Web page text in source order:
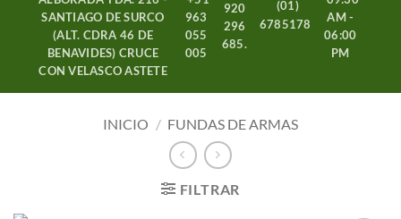
SANTIAGO DE SURCO
(ALT. CDRA 46 DE
BENAVIDES) CRUCE
CON VELASCO ASTETE
AM -
06:00
PM
963
055
005
920
296
685.
(01)
6785178
INICIO / FUNDAS DE ARMAS
FILTRAR